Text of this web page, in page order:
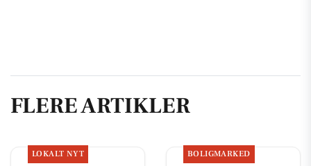
FLERE ARTIKLER
LOKALT NYT BOLIGMARKED